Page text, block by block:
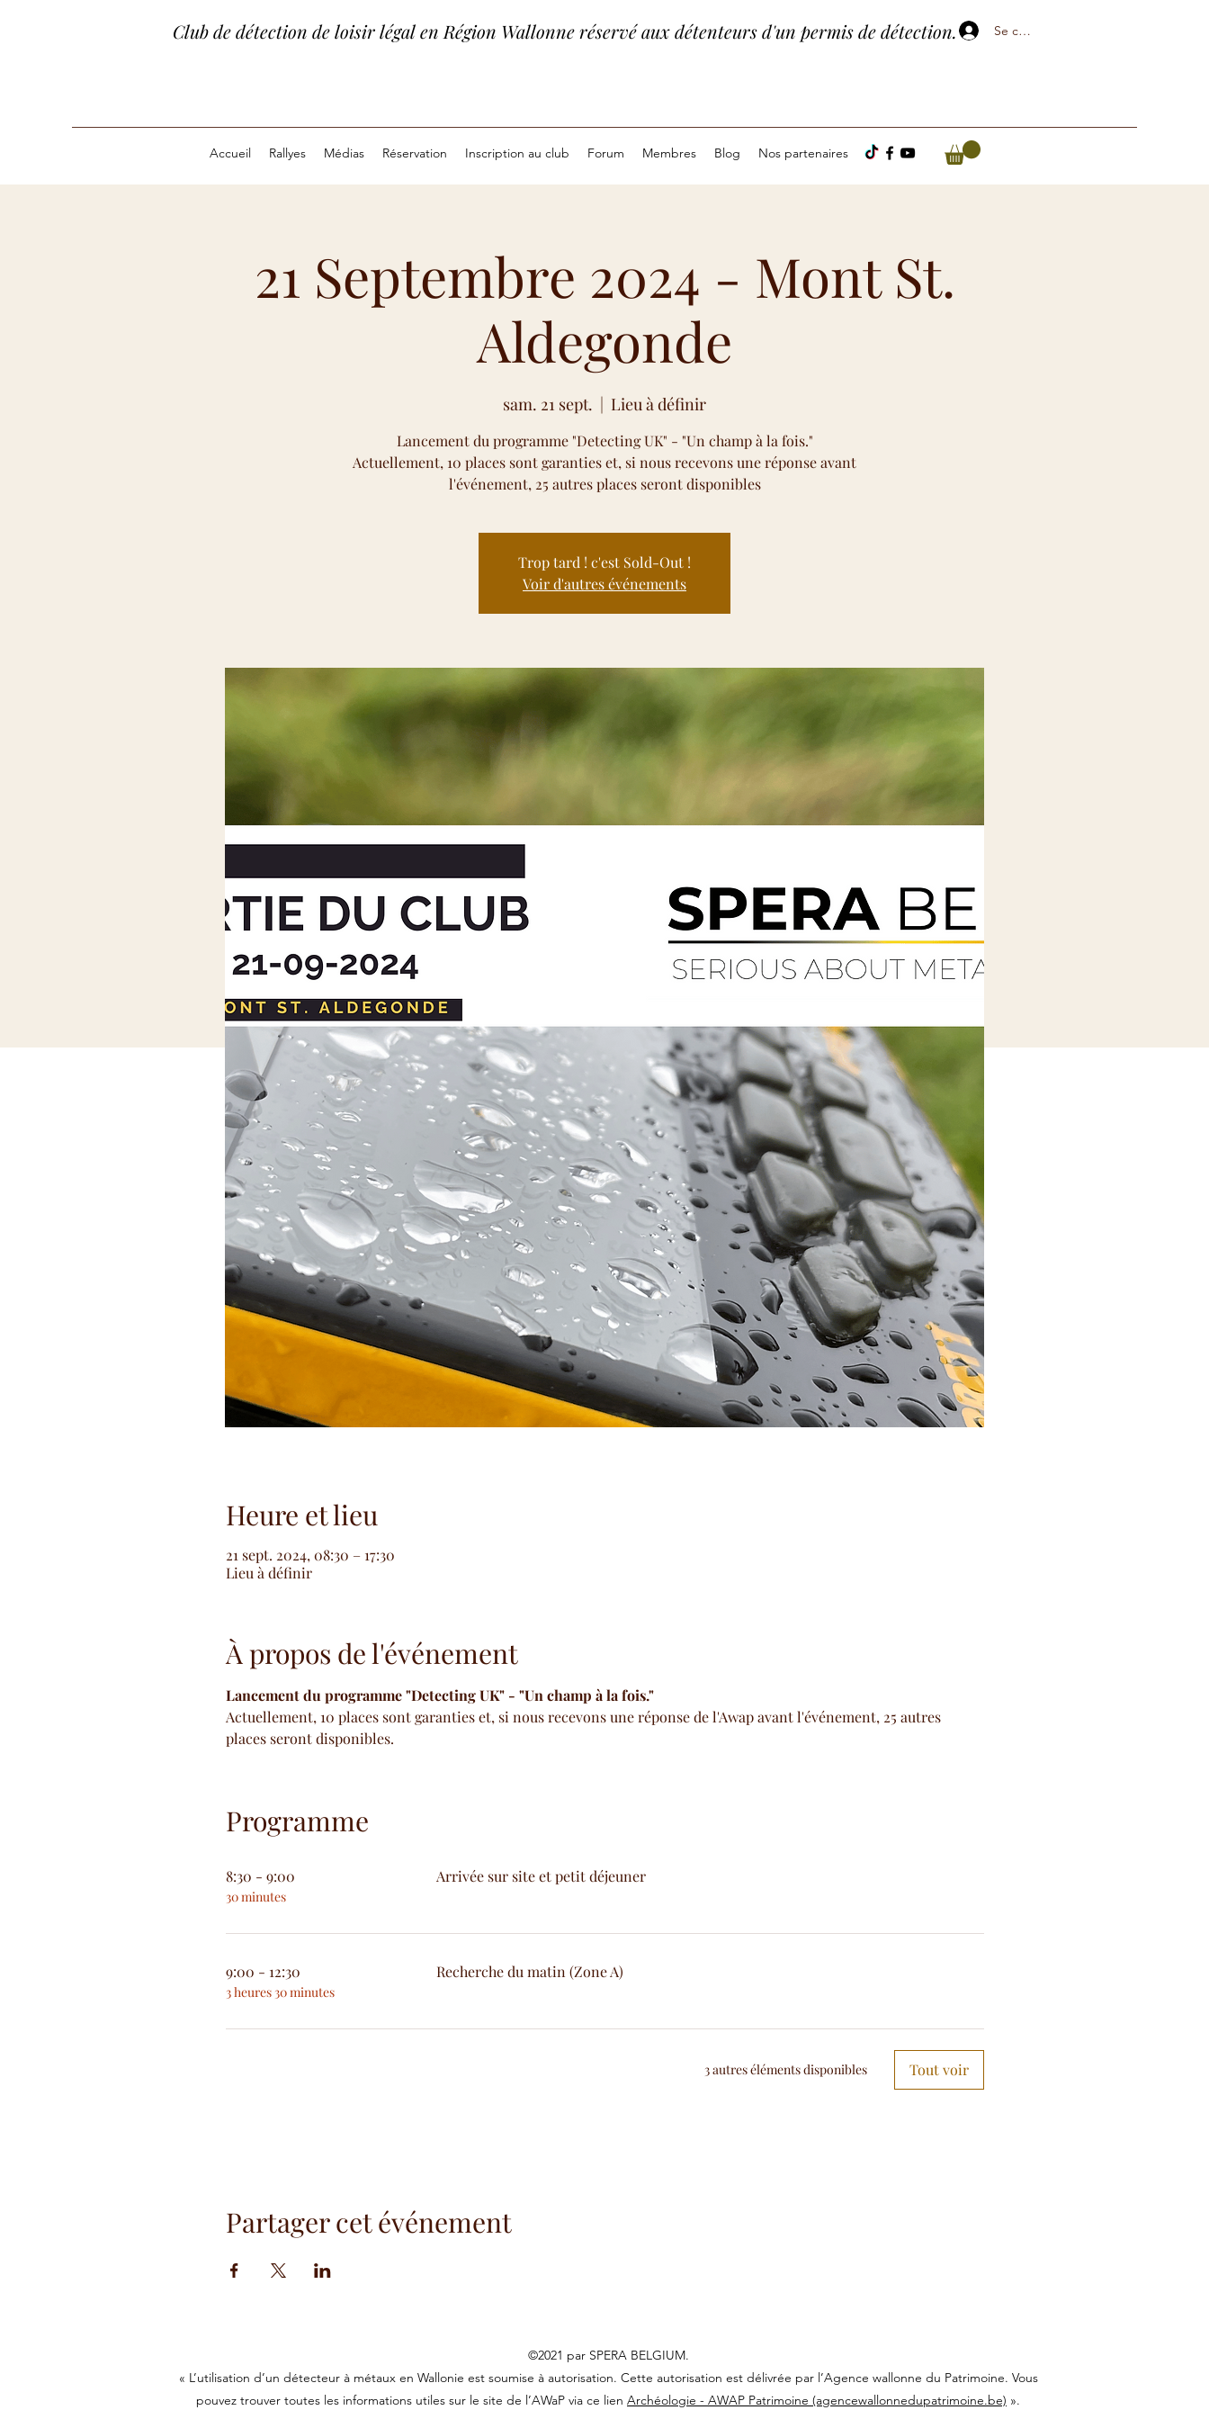
Club de détection de loisir légal en Région Wallonne réservé aux détenteurs d'un permis de détection. Se connecter
Accueil Rallyes Médias Réservation Inscription au club Forum Membres Blog Nos partenaires
21 Septembre 2024 - Mont St.
Aldegonde
sam. 21 sept.
  |
Lieu à définir
Lancement du programme "Detecting UK" - "Un champ à la fois."
Actuellement, 10 places sont garanties et, si nous recevons une réponse avant
l'événement, 25 autres places seront disponibles
Trop tard ! c'est Sold-Out !
Voir d'autres événements
Heure et lieu
21 sept. 2024, 08:30 – 17:30
Lieu à définir
À propos de l'événement
Lancement du programme "Detecting UK" - "Un champ à la fois."
Actuellement, 10 places sont garanties et, si nous recevons une réponse de l'Awap avant l'événement, 25 autres
places seront disponibles.
Programme
8:30 - 9:00
30 minutes
Arrivée sur site et petit déjeuner
9:00 - 12:30
3 heures 30 minutes
Recherche du matin (Zone A)
3 autres éléments disponibles Tout voir
Partager cet événement
©2021 par SPERA BELGIUM.
« L’utilisation d’un détecteur à métaux en Wallonie est soumise à autorisation. Cette autorisation est délivrée par l’Agence wallonne du Patrimoine. Vous
pouvez trouver toutes les informations utiles sur le site de l’AWaP via ce lien Archéologie - AWAP Patrimoine (agencewallonnedupatrimoine.be) ».